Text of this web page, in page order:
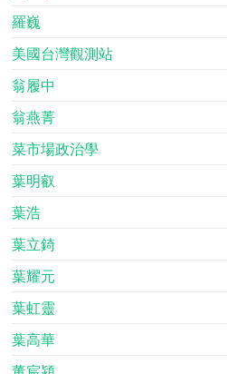
羅巍
美國台灣觀測站
翁履中
翁燕菁
菜市場政治學
葉明叡
葉浩
葉立錡
葉耀元
葉虹靈
葉高華